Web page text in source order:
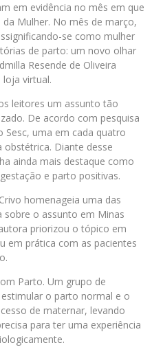
em evidência no mês em que
Mulher. No mês de março,
se como mulher
de parto: um novo olhar
Resende de Oliveira
virtual.
leitores um assunto tão
De acordo com pesquisa
Sesc, uma em cada quatro
Diante desse
ainda mais destaque como
e parto positivas.
homenageia uma das
sobre o assunto em Minas
priorizou o tópico em
em prática com as pacientes
Parto. Um grupo de
o parto normal e o
de maternar, levando
para ter uma experiência